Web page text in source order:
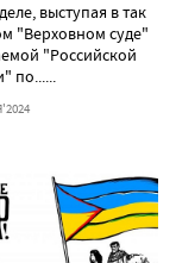
выступая в так
"Верховном суде"
"Российской
по......